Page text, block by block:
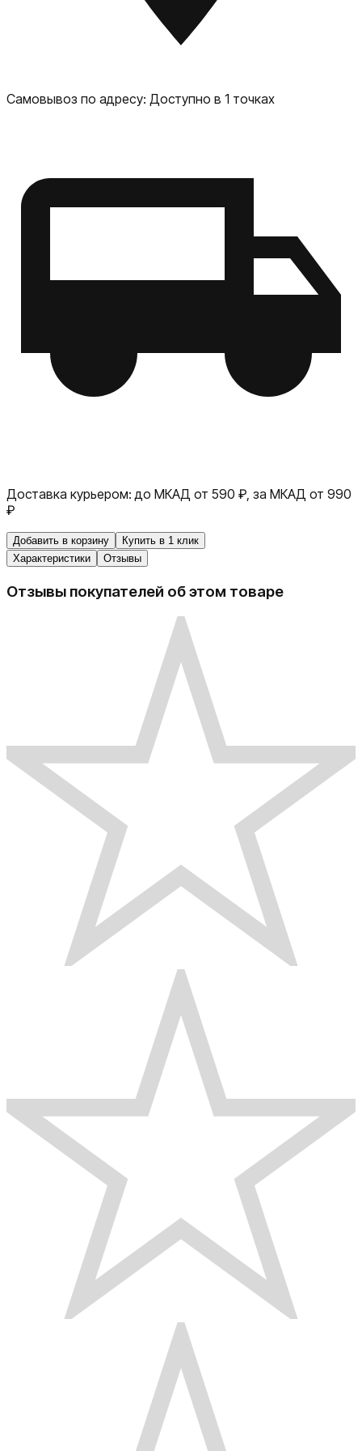
функциональный планшет с большим экраном и
стильным дизайном. Он подойдёт как для
повседневных задач, так и для более сложных
Самовывоз по адресу: Доступно в 1 точках
Доставка курьером: до МКАД от 590 ₽, за МКАД от 990
₽
Добавить в корзину
Купить в 1 клик
Характеристики
Отзывы
Отзывы покупателей об этом товаре